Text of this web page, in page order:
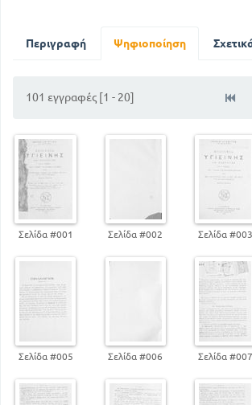
Πρώτες βοήθειες
Περιγραφή Ψηφιοποίηση
101 εγγραφές [1 - 20]
Σελίδα #001 Σελίδα #002 Σελίδα #003
Σελίδα #005 Σελίδα #006 Σελίδα #007